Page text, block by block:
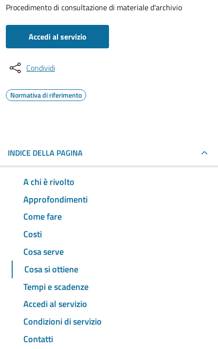
Procedimento di consultazione di materiale d'archivio
Accedi al servizio
Condividi
Normativa di riferimento
INDICE DELLA PAGINA
A chi è rivolto
Approfondimenti
Come fare
Costi
Cosa serve
Cosa si ottiene
Tempi e scadenze
Accedi al servizio
Condizioni di servizio
Contatti